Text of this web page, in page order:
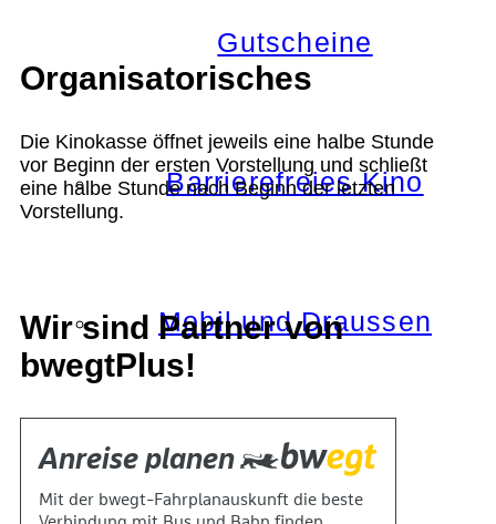
Gutscheine
Barrierefreies Kino
Mobil und Draussen
KOKI+
Organisatorisches
Die Kinokasse öffnet jeweils eine halbe Stunde
vor Beginn der ersten Vorstellung und schließt
eine halbe Stunde nach Beginn der letzten
Vorstellung.
Wir sind Partner von
bwegtPlus!